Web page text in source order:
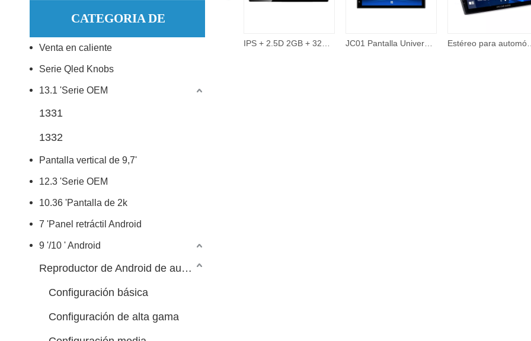
CATEGORIA DE
PRODUCTO
Venta en caliente
Serie Qled Knobs
13.1 'Serie OEM
1331
1332
Pantalla vertical de 9,7'
12.3 'Serie OEM
10.36 'Pantalla de 2k
7 'Panel retráctil Android
9 '/10 ' Android
Reproductor de Android de automóvil 7/9/10 pulgadas
Configuración básica
Configuración de alta gama